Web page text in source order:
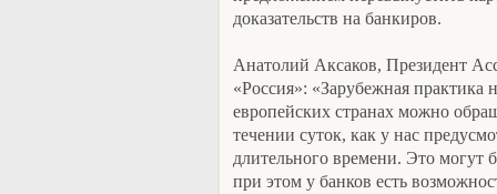
доказательств на банкиров.
Анатолий Аксаков, Президент
«Россия»: «Зарубежная практика
европейских странах можно
течении суток, как у нас
длительного времени. Это могут
при этом у банков есть